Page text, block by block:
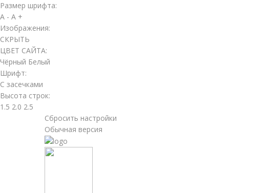
Размер шрифта:
A - A +
Изображения:
СКРЫТЬ
ЦВЕТ САЙТА:
Чёрный Белый
Шрифт:
С засечками
Высота строк:
1.5 2.0 2.5
Сбросить настройки
Обычная версия